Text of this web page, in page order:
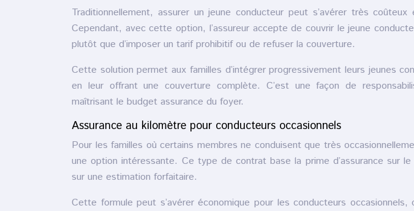
Traditionnellement, assurer un jeune conducteur peut s’avérer très coûteux
Cependant, avec cette option, l’assureur accepte de couvrir le jeune
plutôt que d’imposer un tarif prohibitif ou de refuser la couverture.
Cette solution permet aux familles d’intégrer progressivement leurs jeunes
en leur offrant une couverture complète. C’est une façon de
maîtrisant le budget assurance du foyer.
Assurance au kilomètre pour conducteurs occasionnels
Pour les familles où certains membres ne conduisent que très
une option intéressante. Ce type de contrat base la prime d’assurance sur
sur une estimation forfaitaire.
Cette formule peut s’avérer économique pour les conducteurs